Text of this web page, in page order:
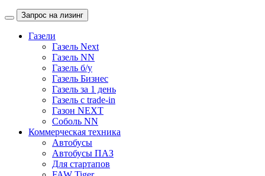
Запрос на лизинг
Газели
Газель Next
Газель NN
Газель б/у
Газель Бизнес
Газель за 1 день
Газель с trade-in
Газон NEXT
Соболь NN
Коммерческая техника
Автобусы
Автобусы ПАЗ
Для стартапов